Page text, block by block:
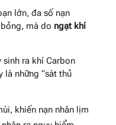
lớn, đa số nạn
mà do ngạt khí
sinh ra khí Carbon
là những “sát thủ
khiến nạn nhân lịm